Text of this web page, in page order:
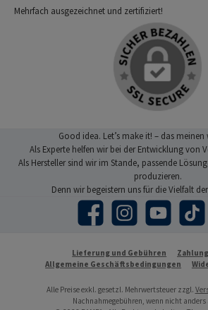
Mehrfach ausgezeichnet und zertifiziert!
Good idea. Let’s make it! – das
Als Experte helfen wir bei der Entwicklung von
Als Hersteller sind wir im Stande, passende
produzieren.
Denn wir begeistern uns für die Vielfalt
Facebook Instagram YouTube TikTok
Lieferung und Gebühren
Allgemeine Geschäftsbedingungen
Alle Preise exkl. gesetzl. Mehrwertsteuer zzgl.
Nachnahmegebühren, wenn nicht anders